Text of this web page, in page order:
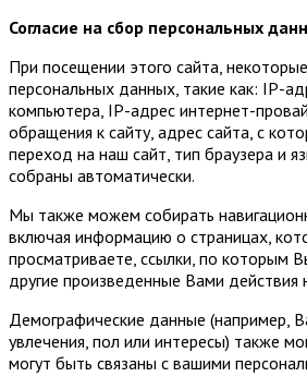
Согласие на сбор персональных
При посещении этого сайта,
персональных данных, такие как: IP-
компьютера, IP-адрес интернет-
обращения к сайту, адрес сайта, с
переход на наш сайт, тип браузера и
собраны автоматически.
Мы также можем собирать
включая информацию о страницах,
просматриваете, ссылки, по которым
другие произведенные Вами действия
Демографические данные (например,
увлечения, пол или интересы) также
могут быть связаны с вашими